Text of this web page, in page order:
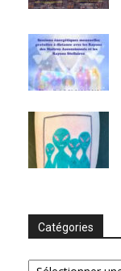
Catégories
Catégories